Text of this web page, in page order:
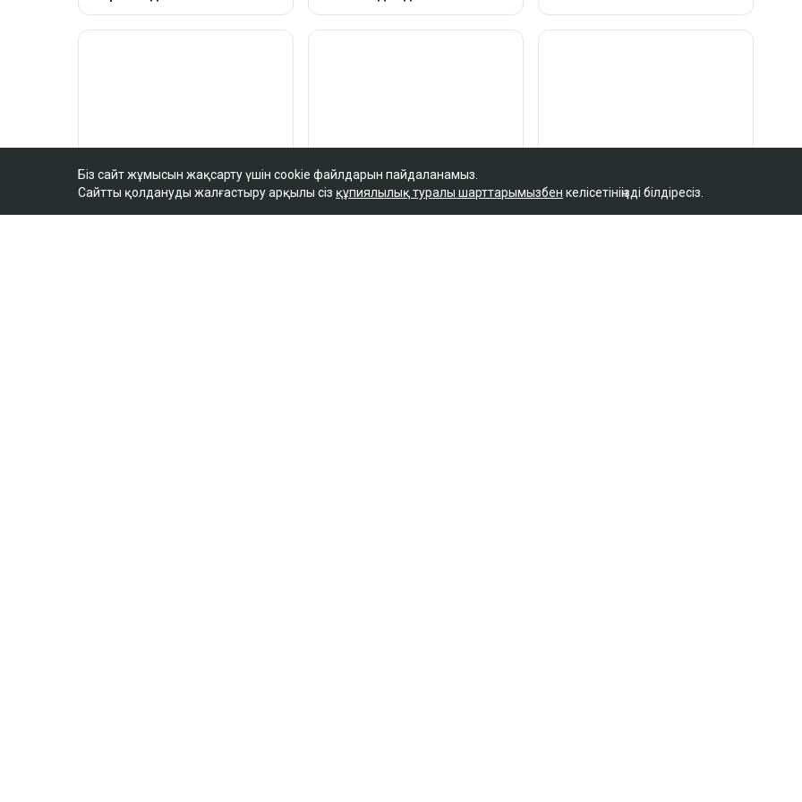
Біз сайт жұмысын жақсарту үшін cookie файлдарын пайдаланамыз.
Сайтты қолдануды жалғастыру арқылы сіз құпиялылық туралы шарттарымызбен келісетініңізді білдіресіз.